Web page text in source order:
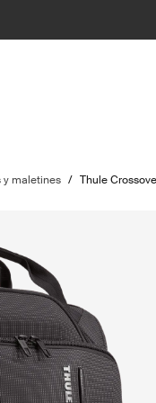
y maletines / Thule